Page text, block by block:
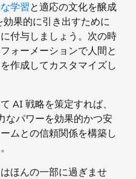
学習と適応の文化を醸成
果的に引き出すために
付与しましょう。次の時
ォーメーションで人間と
作成してカスタマイズし
AI 戦略を策定すれば、
なパワーを効果的かつ安
ムとの信頼関係を構築し
ほんの一部に過ぎませ